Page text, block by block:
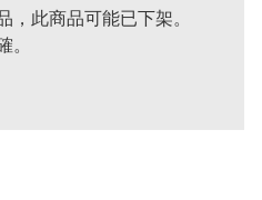
，此商品可能已下架。
。